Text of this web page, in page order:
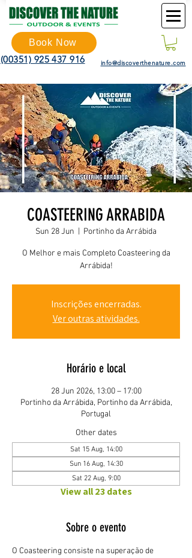
Book Now
(00351) 925 437 916 info@discoverthenature.com
COASTEERING ARRABIDA
Sun 28 Jun Portinho da Arrábida
O Melhor e mais Completo Coasteering da
Arrábida!
Inscrições encerradas.
Ver outras atividades.
Horário e local
28 Jun 2026, 13:00 – 17:00
Portinho da Arrábida, Portinho da Arrábida,
Portugal
Other dates
Sat 15 Aug, 14:00
Sun 16 Aug, 14:30
Sat 22 Aug, 9:00
View all 23 dates
Sobre o evento
O Coasteering consiste na superação de